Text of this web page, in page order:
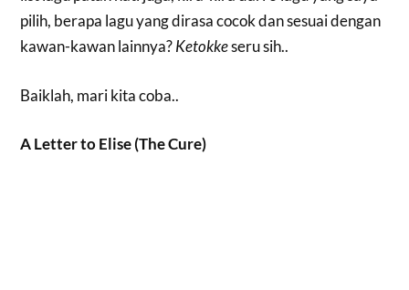
pilih, berapa lagu yang dirasa cocok dan sesuai dengan
kawan-kawan lainnya?Ketokkeseru sih..
Baiklah, mari kita coba..
A Letter to Elise (The Cure)